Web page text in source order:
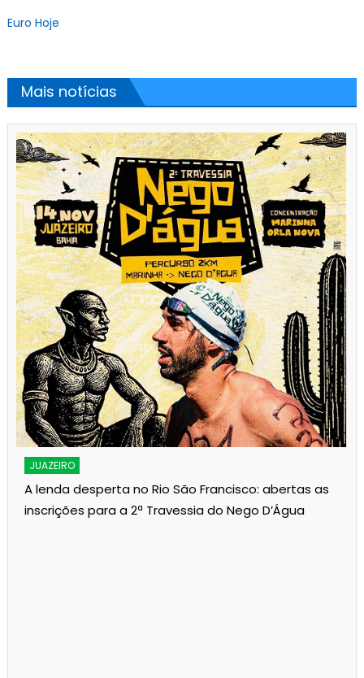
Euro Hoje
Mais notícias
JUAZEIRO
A lenda desperta no Rio São Francisco: abertas as
inscrições para a 2ª Travessia do Nego D’Água